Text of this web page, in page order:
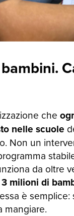
che
nelle scuole
Non un
da oltre
milioni di
è semplice:
mangiare.